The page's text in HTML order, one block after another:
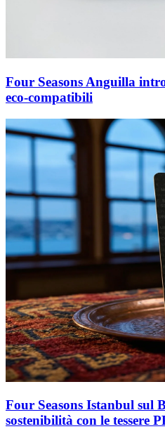
Four Seasons Anguilla
eco-compatibili
Four Seasons Istanbul sul
sostenibilità con le tessere